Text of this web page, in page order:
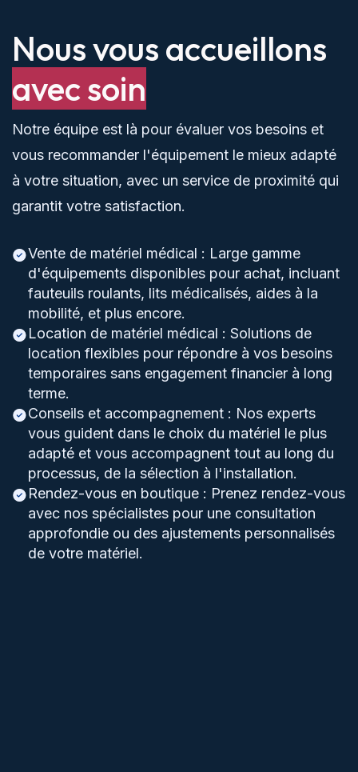
Nous vous accueillons
avec soin
Notre équipe est là pour évaluer vos besoins et
vous recommander l'équipement le mieux adapté
à votre situation, avec un service de proximité qui
garantit votre satisfaction.
Vente de matériel médical : Large gamme
d'équipements disponibles pour achat, incluant
fauteuils roulants, lits médicalisés, aides à la
mobilité, et plus encore.
Location de matériel médical : Solutions de
location flexibles pour répondre à vos besoins
temporaires sans engagement financier à long
terme.
Conseils et accompagnement : Nos experts
vous guident dans le choix du matériel le plus
adapté et vous accompagnent tout au long du
processus, de la sélection à l'installation.
Rendez-vous en boutique : Prenez rendez-vous
avec nos spécialistes pour une consultation
approfondie ou des ajustements personnalisés
de votre matériel.